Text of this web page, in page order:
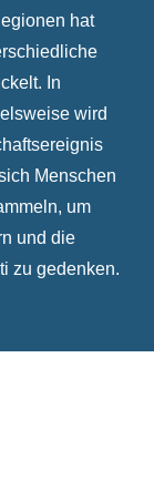
hat
In
wird
Menschen
um
und die
zu gedenken.